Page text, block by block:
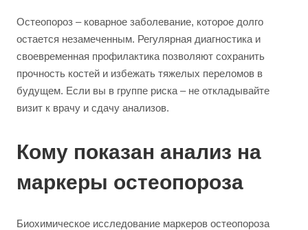
Остеопороз – коварное заболевание, которое долго
остается незамеченным. Регулярная диагностика и
своевременная профилактика позволяют сохранить
прочность костей и избежать тяжелых переломов в
будущем. Если вы в группе риска – не откладывайте
визит к врачу и сдачу анализов.
Кому показан анализ на
маркеры остеопороза
Биохимическое исследование маркеров остеопороза